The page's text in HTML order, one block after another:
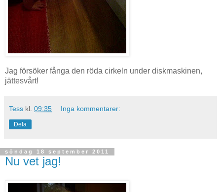
Jag försöker fånga den röda cirkeln under diskmaskinen,
jättesvårt!
Tess kl. 09:35 Inga kommentarer:
Dela
söndag 18 september 2011
Nu vet jag!